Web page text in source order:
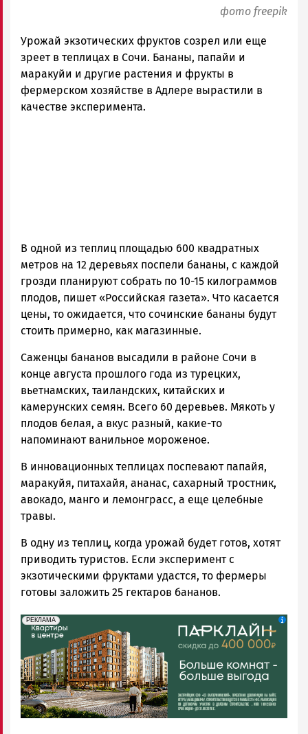
фото freepik
Урожай экзотических фруктов созрел или еще
зреет в теплицах в Сочи. Бананы, папайи и
маракуйи и другие растения и фрукты в
фермерском хозяйстве в Адлере вырастили в
качестве эксперимента.
В одной из теплиц площадью 600 квадратных
метров на 12 деревьях поспели бананы, с каждой
грозди планируют собрать по 10-15 килограммов
плодов, пишет «Российская газета». Что касается
цены, то ожидается, что сочинские бананы будут
стоить примерно, как магазинные.
Саженцы бананов высадили в районе Сочи в
конце августа прошлого года из турецких,
вьетнамских, таиландских, китайских и
камерунских семян. Всего 60 деревьев. Мякоть у
плодов белая, а вкус разный, какие-то
напоминают ванильное мороженое.
В инновационных теплицах поспевают папайя,
маракуйя, питахайя, ананас, сахарный тростник,
авокадо, манго и лемонграсс, а еще целебные
травы.
В одну из теплиц, когда урожай будет готов, хотят
приводить туристов. Если эксперимент с
экзотическими фруктами удастся, то фермеры
готовы заложить 25 гектаров бананов.
erid: 2SDnjdeSPnB
РЕКЛАМА
Реклама